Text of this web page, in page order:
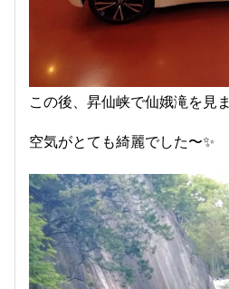
この後、昇仙峡で仙娥滝を見
空気がとても綺麗でした〜✨